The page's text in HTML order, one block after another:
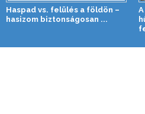
Haspad vs. felülés a földön –
hasizom biztonságosan ...